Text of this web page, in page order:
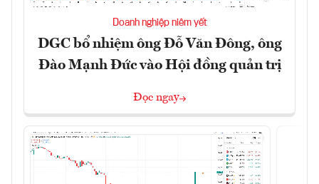
Doanh nghiệp niêm yết
DGC bổ nhiệm ông Đỗ Văn Đông, ông
Đào Mạnh Đức vào Hội đồng quản trị
Đọc ngay